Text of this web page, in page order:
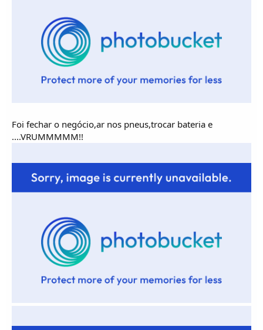
Foi fechar o negócio,ar nos pneus,trocar bateria e
....VRUMMMMM!!